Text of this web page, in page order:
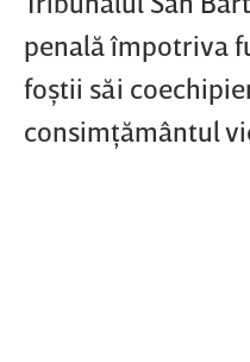
penală împotriva
foştii săi
consimţământul